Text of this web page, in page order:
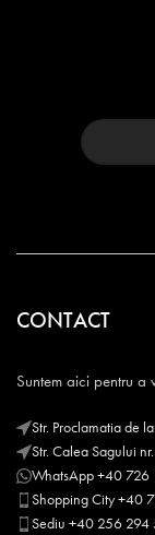
CONTACT
Suntem aici pentru a
Str. Proclamatia de
Str. Calea Sagului
WhatsApp +40 726
Shopping City +40
Sediu +40 256 294